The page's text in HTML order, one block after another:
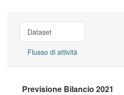
Dataset
Flusso di attività
Previsione Bilancio 2021